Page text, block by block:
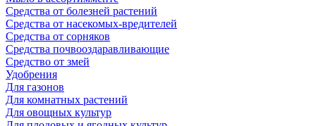
Средства от болезней растений
Средства от насекомых-вредителей
Средства от сорняков
Средства почвооздаравливающие
Средство от змей
Удобрения
Для газонов
Для комнатных растений
Для овощных культур